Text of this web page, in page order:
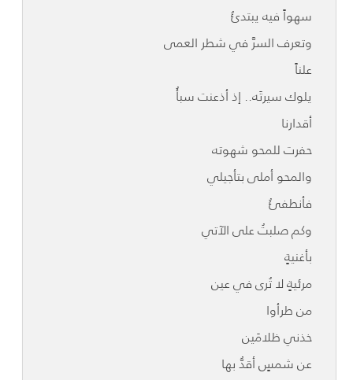
سهواً فيه يبتدئُ
وتعرف السرَّ في شطر العمى
علناً
يلوك سيرتَه.. إذ أذعنت سبأُ
أقدارنا
حفرت للمحو شهوته
والمحو أملى بتأجيلي
فأنطفئُ
وكم صلبتُ على الآتي
بأغنيةٍ
مرئيةٍ لا تُرى في عين
من طرأوا
خذني ظلامَين
عن شمسٍ أقدُّ بها